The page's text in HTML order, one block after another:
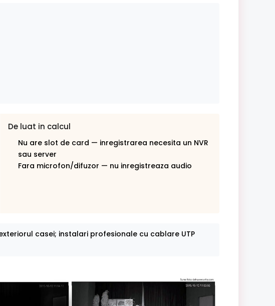
De luat in calcul
Nu are slot de card — inregistrarea necesita un NVR
sau server
Fara microfon/difuzor — nu inregistreaza audio
casei; instalari profesionale cu cablare UTP